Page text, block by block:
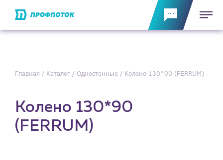
Главная Каталог Одностенные Колено 130*90 (FERRUM)
Колено 130*90
(FERRUM)